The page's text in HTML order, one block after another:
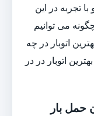
تجربه در این
می توانیم
اتوبار در چه
اتوبار در در
حمل بار